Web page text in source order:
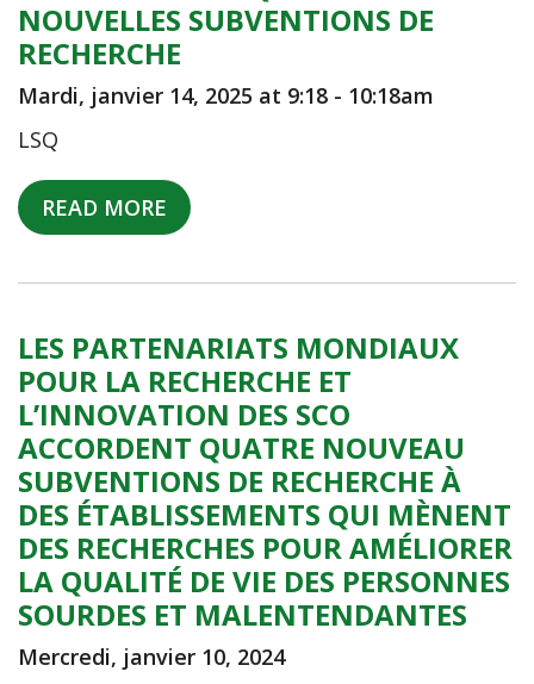
NOUVELLES SUBVENTIONS DE
RECHERCHE
Mardi, janvier 14, 2025 at 9:18 - 10:18am
LSQ
READ MORE
LES PARTENARIATS MONDIAUX
POUR LA RECHERCHE ET
L’INNOVATION DES SCO
ACCORDENT QUATRE NOUVEAU
SUBVENTIONS DE RECHERCHE À
DES ÉTABLISSEMENTS QUI MÈNENT
DES RECHERCHES POUR AMÉLIORER
LA QUALITÉ DE VIE DES PERSONNES
SOURDES ET MALENTENDANTES
Mercredi, janvier 10, 2024